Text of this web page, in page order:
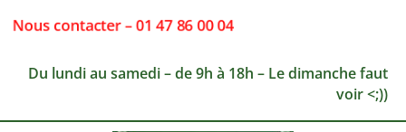
Nous contacter – 01 47 86 00 04
Du lundi au samedi – de 9h à 18h – Le dimanche faut
voir <;))